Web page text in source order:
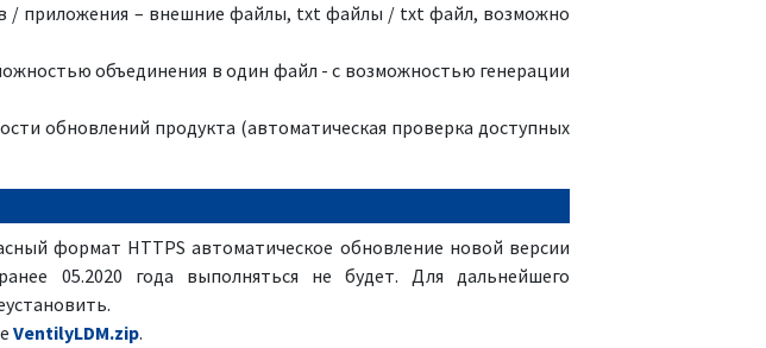
/ приложения – внешние файлы, txt файлы / txt файл, возможно
объединения в один файл - с возможностью генерации
обновлений продукта (автоматическая проверка доступных
формат HTTPS автоматическое обновление новой версии
05.2020 года выполняться не будет. Для дальнейшего
VentilyLDM.zip.